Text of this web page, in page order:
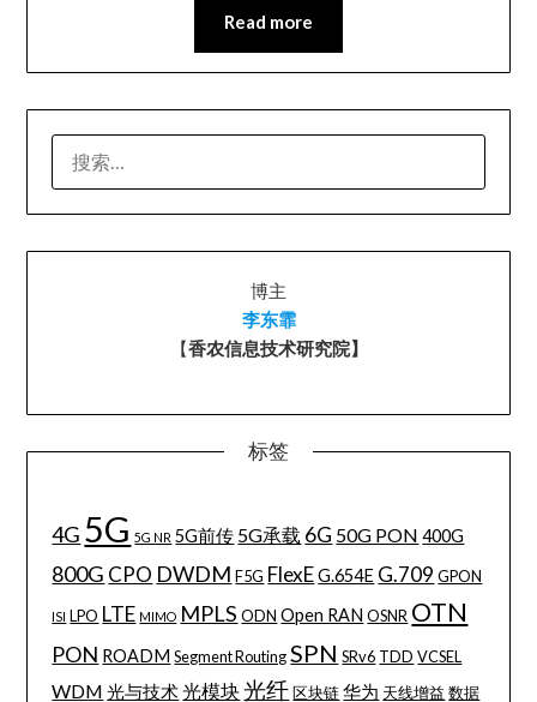
Read more
索：
博主
李东霏
【香农信息技术研究院】
标签
4G 5G 5G NR 5G前传 5G承载 6G 50G PON 400G
800G CPO DWDM F5G FlexE G.654E G.709 GPON
ISI LPO LTE MIMO MPLS ODN Open RAN OSNR OTN
PON ROADM Segment Routing SPN SRv6 TDD VCSEL
WDM 光与技术 光模块光纤 区块链 华为 天线增益 数据